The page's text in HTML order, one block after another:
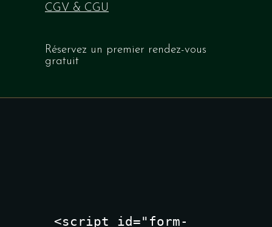
CGV & CGU
Réservez un premier rendez-vous
gratuit
<script id="form-